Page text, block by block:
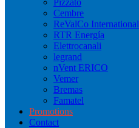
Pizzato
Cembre
ReValCo International
RTR Energía
Elettrocanali
legrand
nVent ERICO
Vemer
Bremas
Famatel
Promotions
Contact